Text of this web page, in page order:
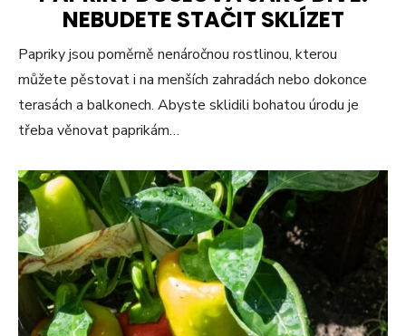
NEBUDETE STAČIT SKLÍZET
Papriky jsou poměrně nenáročnou rostlinou, kterou
můžete pěstovat i na menších zahradách nebo dokonce
terasách a balkonech. Abyste sklidili bohatou úrodu je
třeba věnovat paprikám…